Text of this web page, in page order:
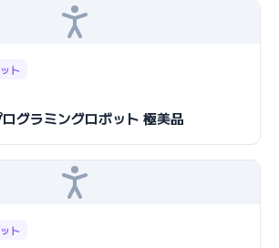
ト
グラミングロボット 極美品
ト